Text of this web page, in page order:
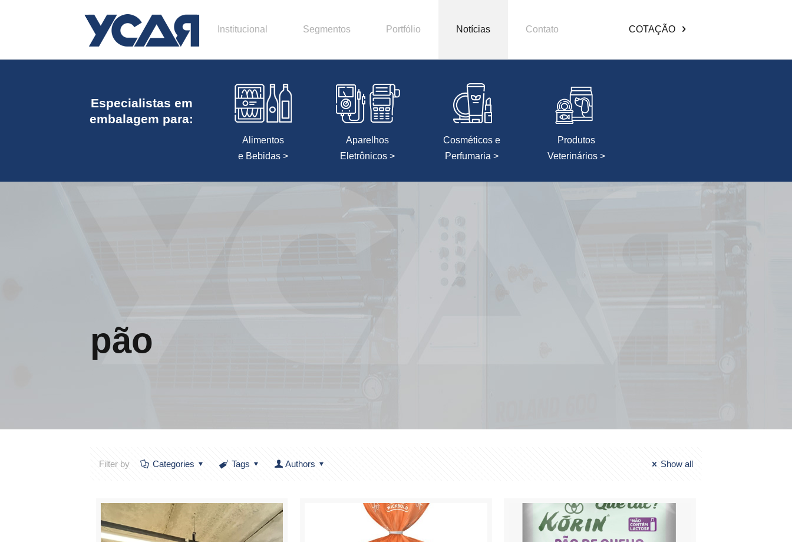
Institucional Segmentos Portfólio Notícias Contato COTAÇÃO
Especialistas em
embalagem para:
Alimentos
e Bebidas >
Aparelhos
Eletrônicos >
Cosméticos e
Perfumaria >
Produtos
Veterinários >
pão
Filter by Categories Tags Authors Show all